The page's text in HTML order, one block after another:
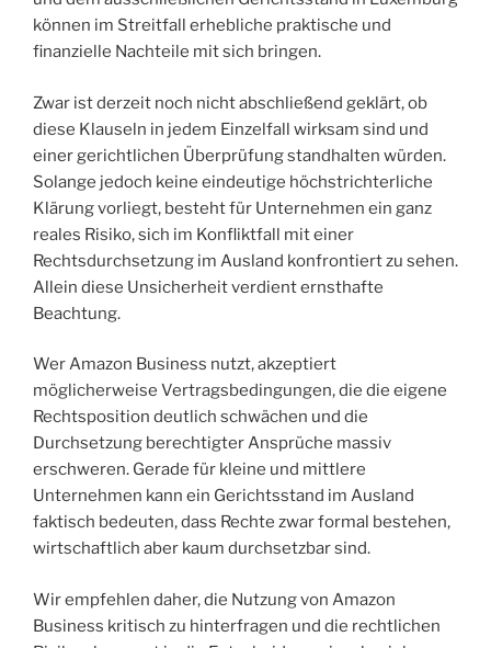
können im Streitfall erhebliche praktische und
finanzielle Nachteile mit sich bringen.
Zwar ist derzeit noch nicht abschließend geklärt, ob
diese Klauseln in jedem Einzelfall wirksam sind und
einer gerichtlichen Überprüfung standhalten würden.
Solange jedoch keine eindeutige höchstrichterliche
Klärung vorliegt, besteht für Unternehmen ein ganz
reales Risiko, sich im Konfliktfall mit einer
Rechtsdurchsetzung im Ausland konfrontiert zu sehen.
Allein diese Unsicherheit verdient ernsthafte
Beachtung.
Wer Amazon Business nutzt, akzeptiert
möglicherweise Vertragsbedingungen, die die eigene
Rechtsposition deutlich schwächen und die
Durchsetzung berechtigter Ansprüche massiv
erschweren. Gerade für kleine und mittlere
Unternehmen kann ein Gerichtsstand im Ausland
faktisch bedeuten, dass Rechte zwar formal bestehen,
wirtschaftlich aber kaum durchsetzbar sind.
Wir empfehlen daher, die Nutzung von Amazon
Business kritisch zu hinterfragen und die rechtlichen